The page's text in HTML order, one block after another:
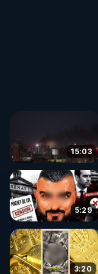
15:03
5:29
3:20